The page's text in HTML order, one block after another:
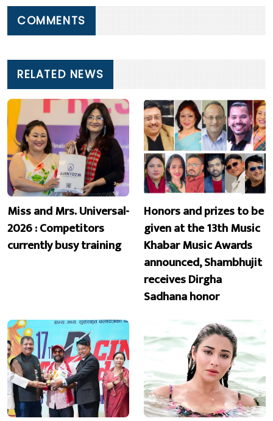
COMMENTS
RELATED NEWS
Miss and Mrs. Universal-
2026 : Competitors
currently busy training
Honors and prizes to be
given at the 13th Music
Khabar Music Awards
announced, Shambhujit
receives Dirgha
Sadhana honor